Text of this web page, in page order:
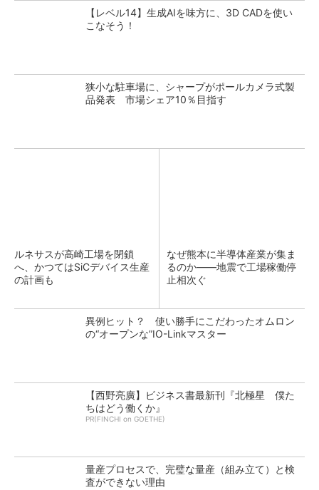
【レベル14】生成AIを味方に、3D CADを使い
こなそう！
狭小な駐車場に、シャープがポールカメラ式製
品発表 市場シェア10％目指す
ルネサスが高崎工場を閉鎖
へ、かつてはSiCデバイス生産
の計画も
なぜ熊本に半導体産業が集ま
るのか――地震で工場稼働停
止相次ぐ
異例ヒット？ 使い勝手にこだわったオムロン
の“オープンな”IO-Linkマスター
【西野亮廣】ビジネス書最新刊『北極星 僕た
ちはどう働くか』
PR(FINCHI on GOETHE)
量産プロセスで、完璧な量産（組み立て）と検
査ができない理由